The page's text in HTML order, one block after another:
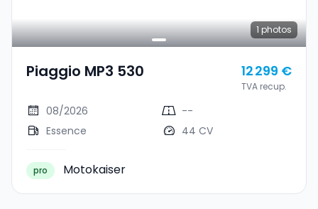
1 photos
Piaggio MP3 530 12 299 €
TVA recup.
08/2026
--
Essence
44 CV
pro Motokaiser